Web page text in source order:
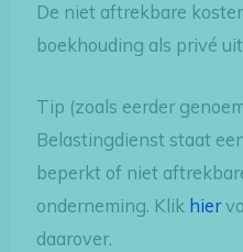
De niet aftrekbare
boekhouding als privé
Tip (zoals eerder
Belastingdienst staat
beperkt of niet
onderneming. Klik hier
daarover.